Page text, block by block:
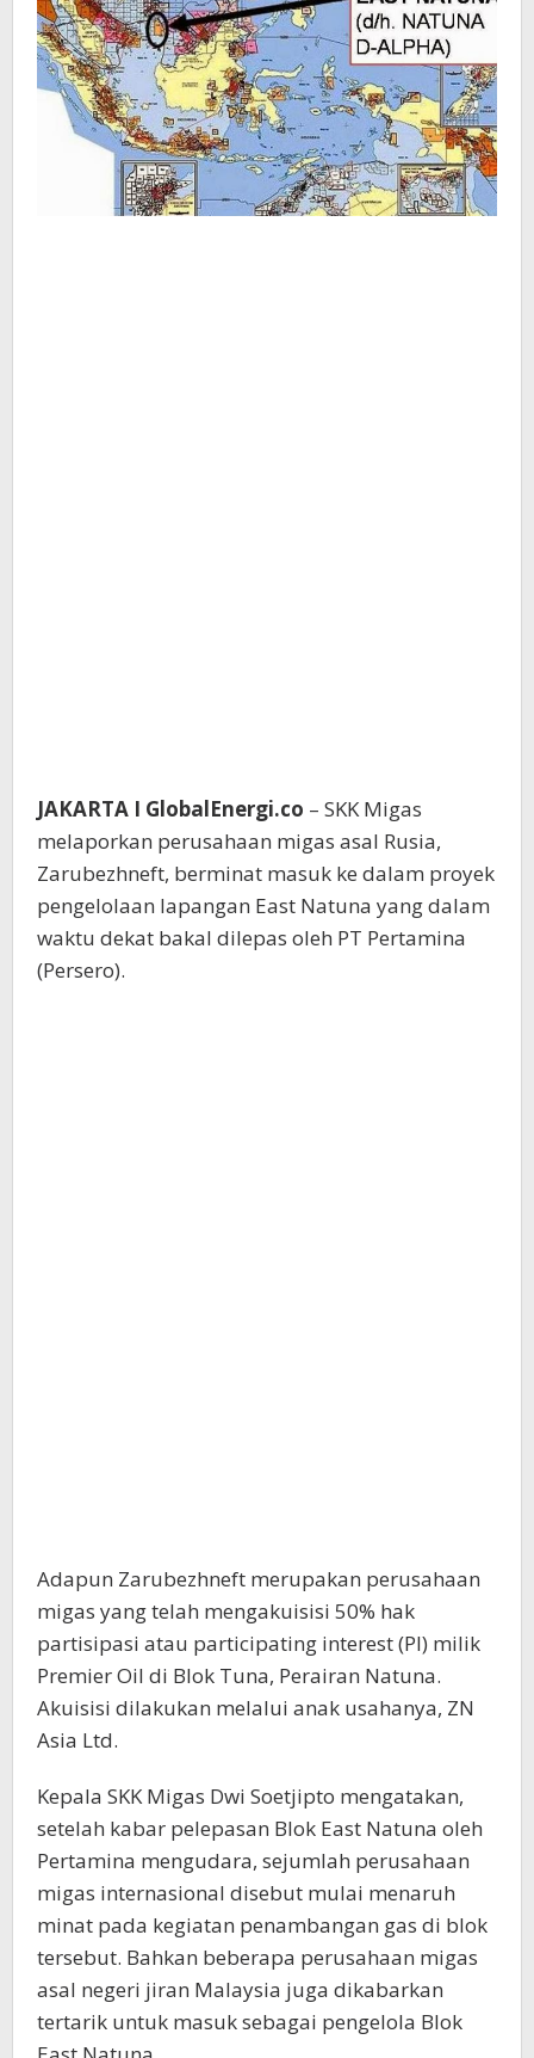
JAKARTA I GlobalEnergi.co – SKK Migas
melaporkan perusahaan migas asal Rusia,
Zarubezhneft, berminat masuk ke dalam proyek
pengelolaan lapangan East Natuna yang dalam
waktu dekat bakal dilepas oleh PT Pertamina
(Persero).
Adapun Zarubezhneft merupakan perusahaan
migas yang telah mengakuisisi 50% hak
partisipasi atau participating interest (PI) milik
Premier Oil di Blok Tuna, Perairan Natuna.
Akuisisi dilakukan melalui anak usahanya, ZN
Asia Ltd.
Kepala SKK Migas Dwi Soetjipto mengatakan,
setelah kabar pelepasan Blok East Natuna oleh
Pertamina mengudara, sejumlah perusahaan
migas internasional disebut mulai menaruh
minat pada kegiatan penambangan gas di blok
tersebut. Bahkan beberapa perusahaan migas
asal negeri jiran Malaysia juga dikabarkan
tertarik untuk masuk sebagai pengelola Blok